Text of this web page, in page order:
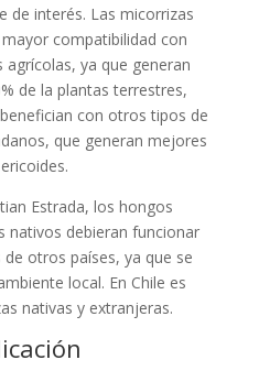
de interés. Las micorrizas
compatibilidad con
ya que generan
de la plantas terrestres,
con otros tipos de
que generan mejores
Estrada, los hongos
nativos debieran funcionar
otros países, ya que se
local. En Chile es
nativas y extranjeras.